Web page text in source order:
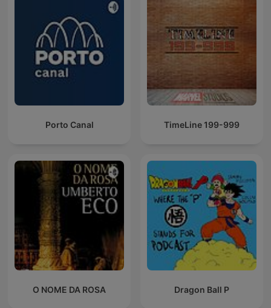
Porto Canal TimeLine 199-999
O NOME DA ROSA Dragon Ball P